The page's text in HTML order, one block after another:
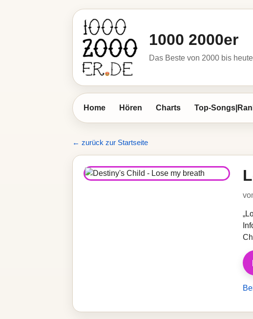
1000 2000er
Das Beste von 2000 bis
Home Hören Charts Top-
← zurück zur Startseite